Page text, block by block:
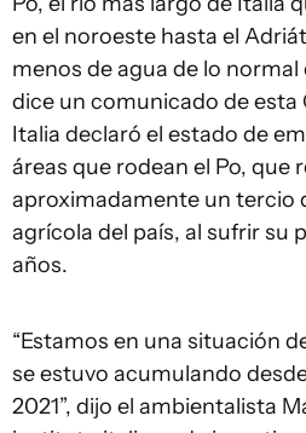
en el noroeste hasta el
menos de agua de lo normal
dice un comunicado de esta
Italia declaró el estado de
áreas que rodean el Po, que
aproximadamente un tercio
agrícola del país, al sufrir su
años.
“Estamos en una situación
se estuvo acumulando
2021”, dijo el ambientalista